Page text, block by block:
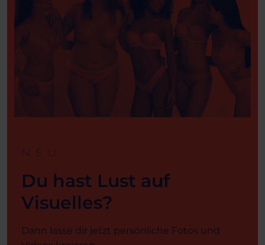
NEU
Du hast Lust auf
Visuelles?
Dann lasse dir jetzt persönliche Fotos und